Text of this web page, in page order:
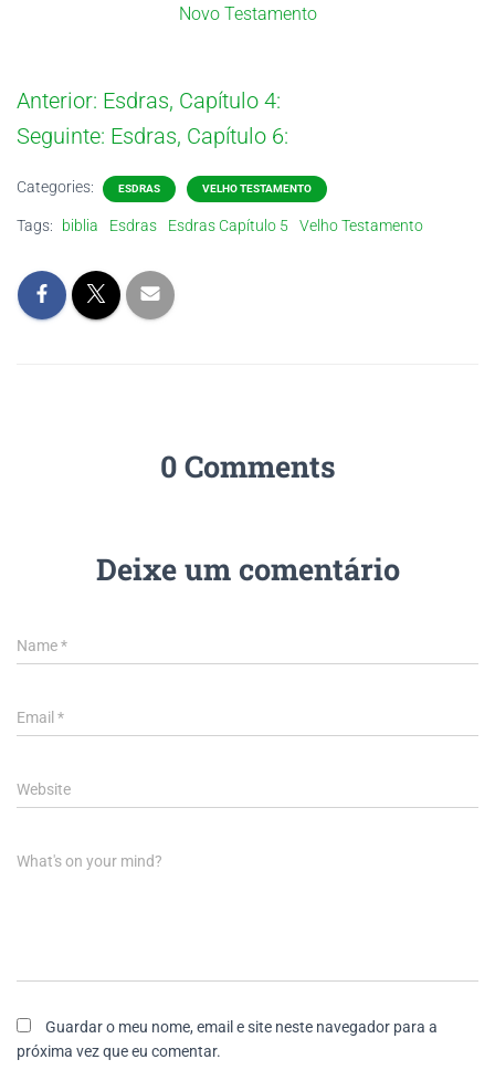
Novo Testamento
Anterior: Esdras, Capítulo 4:
Seguinte: Esdras, Capítulo 6:
Categories: ESDRAS VELHO TESTAMENTO
Tags: biblia Esdras Esdras Capítulo 5 Velho Testamento
0 Comments
Deixe um comentário
Name*
Email *
Website
What's on your mind?
Guardar o meu nome, email e site neste navegador para a
próxima vez que eu comentar.